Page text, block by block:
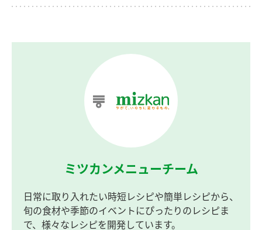
ミツカンメニューチーム
日常に取り入れたい時短レシピや簡単レシピから、
旬の食材や季節のイベントにぴったりのレシピま
で、様々なレシピを開発しています。